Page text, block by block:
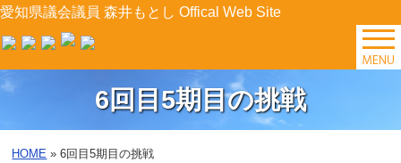
愛知県議会議員 森井もとし Offical Web Site
TOP
森井の今
6回目5期目の挑戦
HOME »6回目5期目の挑戦